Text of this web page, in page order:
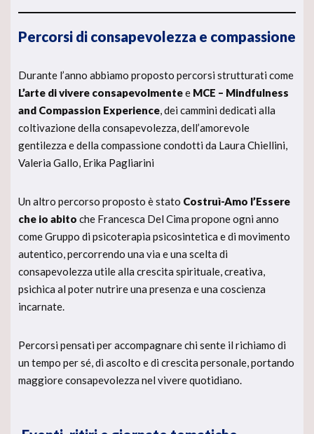
Percorsi di consapevolezza e compassione
Durante l’anno abbiamo proposto percorsi strutturati come
L’arte di vivere consapevolmentee MCE – Mindfulness
and Compassion Experience, dei cammini dedicati alla
coltivazione della consapevolezza, dell’amorevole
gentilezza e della compassione condotti da Laura Chiellini,
Valeria Gallo, Erika Pagliarini
Un altro percorso proposto è stato Costruì-Amo l’Essere
che io abito che Francesca Del Cima propone ogni anno
come Gruppo di psicoterapia psicosintetica e di movimento
autentico, percorrendo una via e una scelta di
consapevolezza utile alla crescita spirituale, creativa,
psichica al poter nutrire una presenza e una coscienza
incarnate.
Percorsi pensati per accompagnare chi sente il richiamo di
un tempo per sé, di ascolto e di crescita personale, portando
maggiore consapevolezza nel vivere quotidiano.